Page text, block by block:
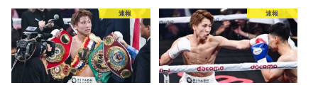
速報 速報